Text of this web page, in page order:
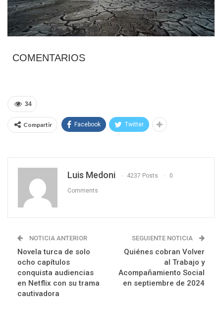
COMENTARIOS
34
Compartir Facebook Twitter
Luis Medoni 4237 Posts 0
Comments
NOTICIA ANTERIOR
Novela turca de solo
ocho capítulos
conquista audiencias
en Netflix con su trama
cautivadora
SEGUIENTE NOTICIA
Quiénes cobran Volver
al Trabajo y
Acompañamiento Social
en septiembre de 2024